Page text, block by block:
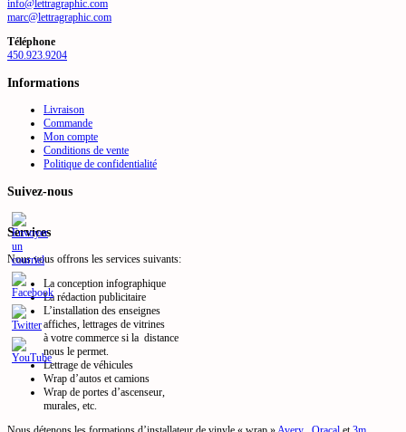
info@lettragraphic.com
marc@lettragraphic.com
Téléphone
450.923.9204
Informations
Livraison
Commande
Mon compte
Conditions de vente
Politique de confidentialité
Suivez-nous
Services
Nous vous offrons les services suivants:
La conception infographique
La rédaction publicitaire
L’installation des enseignes
affiches, lettrages de vitrines
à votre commerce si la distance
nous le permet.
Lettrage de véhicules
Wrap d’autos et camions
Wrap de portes d’ascenseur,
murales, etc.